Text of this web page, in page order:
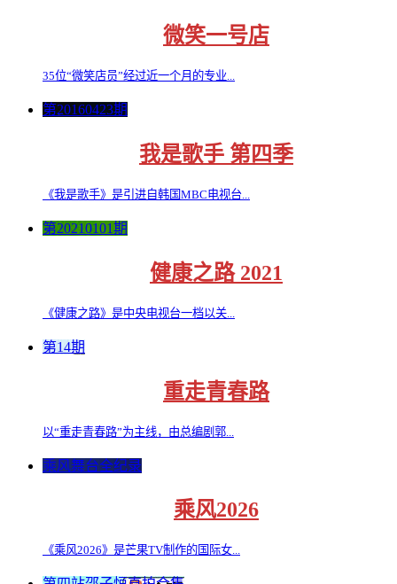
微笑一号店
35位“微笑店员”经过近一个月的专业...
第20160423期
我是歌手 第四季
《我是歌手》是引进自韩国MBC电视台...
第20210101期
健康之路 2021
《健康之路》是中央电视台一档以关...
第14期
重走青春路
以“重走青春路”为主线，由总编剧郭...
乘风舞台全纪录
乘风2026
《乘风2026》是芒果TV制作的国际女...